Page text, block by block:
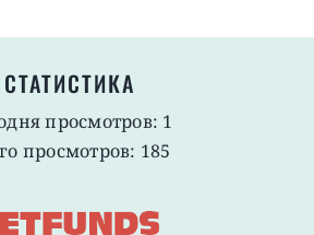
СТАТИСТИКА
просмотров: 1
просмотров: 185